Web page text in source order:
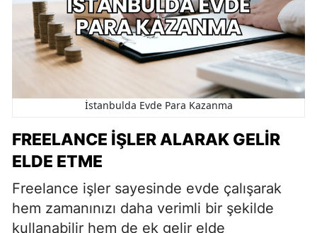
İstanbulda Evde Para Kazanma
FREELANCE İŞLER ALARAK GELIR
ELDE ETME
Freelance işler sayesinde evde çalışarak
hem zamanınızı daha verimli bir şekilde
kullanabilir hem de ek gelir elde